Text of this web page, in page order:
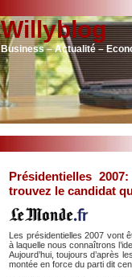
Willyblog
Business – Actualité –
Présidentielles
trouvez le candidat
Les présidentielles 2007 vont
à laquelle nous connaîtrons
Aujourd’hui, toujours d’après
montée en force du parti dit